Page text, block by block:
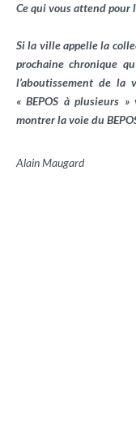
Ce qui vous attend pour
Si la ville appelle la
prochaine chronique
l’aboutissement de la
« BEPOS à plusieurs
montrer la voie du
Alain Maugard